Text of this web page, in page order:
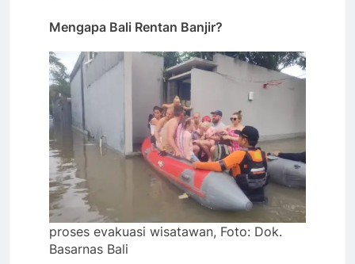
Mengapa Bali Rentan Banjir?
proses evakuasi wisatawan, Foto: Dok.
Basarnas Bali